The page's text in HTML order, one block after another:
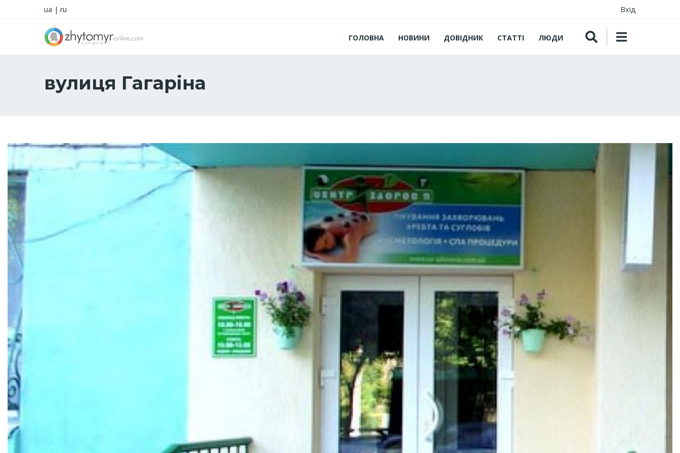
ua | ru Вхід
ГОЛОВНА НОВИНИ ДОВІДНИК СТАТТІ ЛЮДИ
вулиця Гагаріна